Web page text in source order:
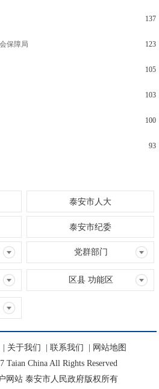
137
保障局 123
105
103
100
93
泰安市人大
泰安市纪委
党群部门
区县 功能区
关于我们 联系我们
网站地图
Taian China All Rights Reserved
网站 泰安市人民政府版权所有